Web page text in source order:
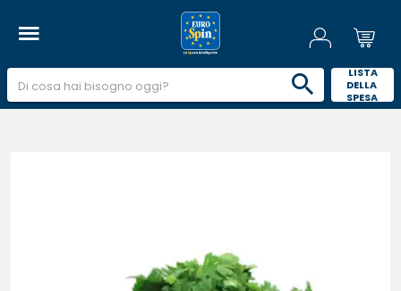
LISTA
DELLA
SPESA